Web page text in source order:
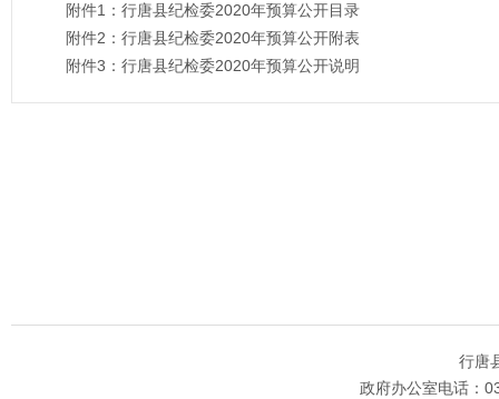
附件1： 行唐县纪检委2020年预算公开目录
附件2： 行唐县纪检委2020年预算公开附表
附件3： 行唐县纪检委2020年预算公开说明